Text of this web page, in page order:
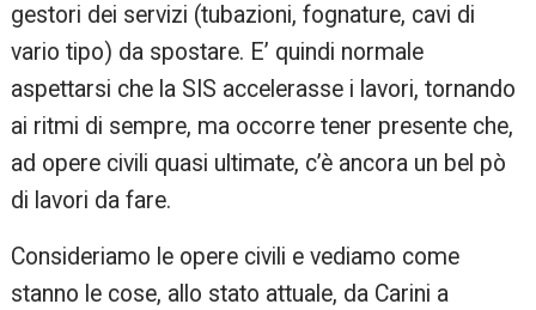
gestori dei servizi (tubazioni, fognature, cavi di
vario tipo) da spostare. E’ quindi normale
aspettarsi che la SIS accelerasse i lavori, tornando
ai ritmi di sempre, ma occorre tener presente che,
ad opere civili quasi ultimate, c’è ancora un bel pò
di lavori da fare.
Consideriamo le opere civili e vediamo come
stanno le cose, allo stato attuale, da Carini a